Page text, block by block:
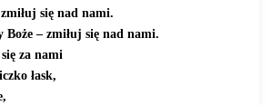
się nad nami.
– zmiłuj się nad nami.
za nami
łask,